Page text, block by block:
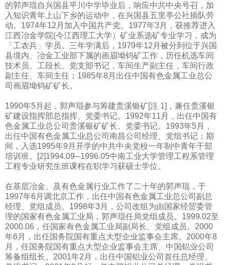
的郭声琨自兴国县平川中学毕业后，响应中共中央号召，加
入知识青年上山下乡的运动中，在兴国县五里亭公社插队劳
动。 1974年12 月加入中国共产党。 1977年3月，获推荐进入
江西冶金学院(今江西理工大学）矿业系选矿专业学习，成为
「工农兵」学员。三年学满后， 1979年12 月被分到位于兴国
县境内、冶金工业部下属的画眉坳钨矿工作，历任机选车间
技术员、工段长、党支部书记，车间生产副主任，车间行政
副主任、车间主任； 1985年8月出任中国有色金属工业总公
司画眉坳钨矿矿长。
1990年5月起，郭声琨参与筹建贵溪银矿[注 1] ，兼任贵溪银
矿建设指挥部总指挥、党委书记。 1992年11 月，出任中国有
色金属工业总公司贵溪银矿矿长、党委书记。 1993年5月，
出任中国有色金属工业总公司南昌公司经理、党组书记；期
间，入选1995年9 月开学的中共中央党校一年制中青年干部
培训班。
[2]1994.09─1996.05中南工业大学管理工程系管理
工程专业研究生班课程在职学习获硕士学位。
在基层冶金、及有色金属行业工作了二十年的郭声琨，于
1997年6 月调北京工作，出任中国有色金属工业总公司副总
经理、党组成员。 1998年3月，公司改组为由国家经贸委管
理的国家有色金属工业局，郭声琨任局党组成员。 1999.02至
2000.06 ，任国家有色金属工业局副局长、党组成员。 2000
年6 月，出任国务院国有重点大型企业监事会主席。 2000年8
月，任国务院国有重点大型企业监事会主席、中国铝业公司
筹备组组长。 2001年2 月，出任中国铝业公司首任总经理、